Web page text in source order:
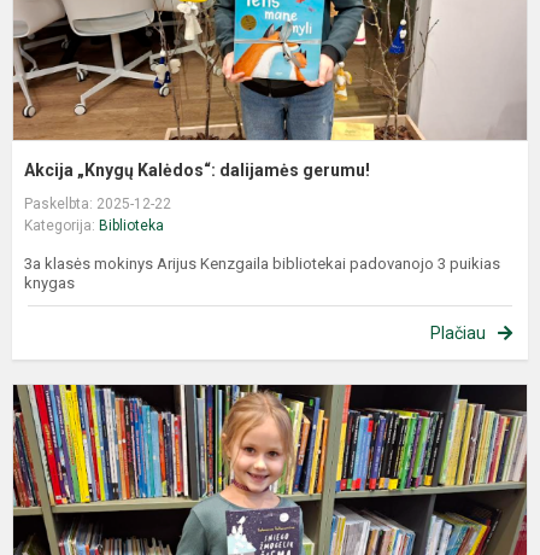
Akcija „Knygų Kalėdos“: dalijamės gerumu!
Paskelbta: 2025-12-22
Kategorija: Biblioteka
3a klasės mokinys Arijus Kenzgaila bibliotekai padovanojo 3 puikias
knygas
Plačiau